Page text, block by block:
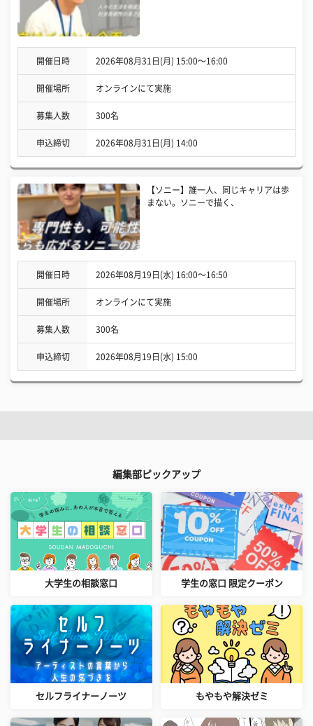
開催日時 2026年08月31日(月) 15:00〜16:00
開催場所 オンラインにて実施
募集人数 300名
申込締切 2026年08月31日(月) 14:00
【ソニー】誰一人、同じキャリアは歩
まない。ソニーで描く、
開催日時 2026年08月19日(水) 16:00〜16:50
開催場所 オンラインにて実施
募集人数 300名
申込締切 2026年08月19日(水) 15:00
編集部ピックアップ
大学生の相談窓口 学生の窓口 限定クーポン
セルフライナーノーツ もやもや解決ゼミ